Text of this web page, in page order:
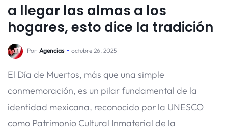
a llegar las almas a los
hogares, esto dice la tradición
Por Agencias octubre 26, 2025
El Día de Muertos, más que una simple
conmemoración, es un pilar fundamental de la
identidad mexicana, reconocido por la UNESCO
como Patrimonio Cultural Inmaterial de la